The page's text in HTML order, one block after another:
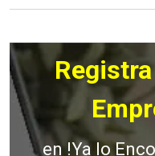
en !Ya lo